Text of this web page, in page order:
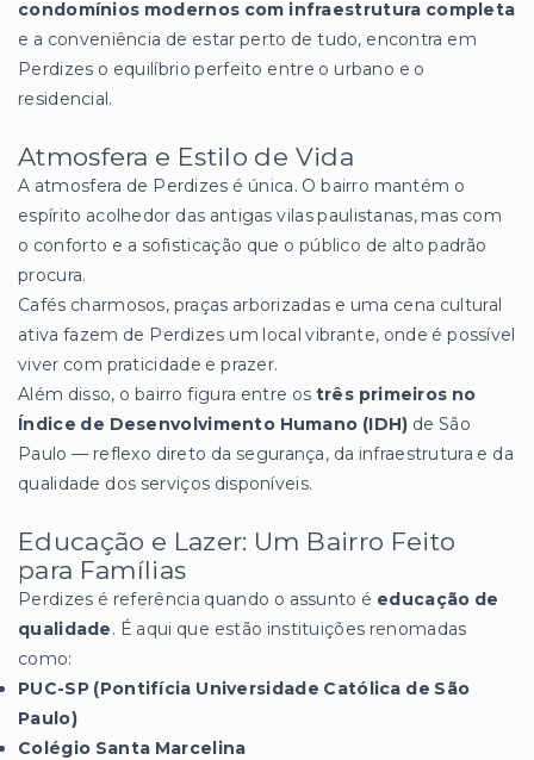
condomínios modernos com infraestrutura completa
e a conveniência de estar perto de tudo, encontra em
Perdizes o equilíbrio perfeito entre o urbano e o
residencial.
Atmosfera e Estilo de Vida
A atmosfera de Perdizes é única. O bairro mantém o
espírito acolhedor das antigas vilas paulistanas, mas com
o conforto e a sofisticação que o público de alto padrão
procura.
Cafés charmosos, praças arborizadas e uma cena cultural
ativa fazem de Perdizes um local vibrante, onde é possível
viver com praticidade e prazer.
Além disso, o bairro figura entre os três primeiros no
Índice de Desenvolvimento Humano (IDH) de São
Paulo — reflexo direto da segurança, da infraestrutura e da
qualidade dos serviços disponíveis.
Educação e Lazer: Um Bairro Feito
para Famílias
Perdizes é referência quando o assunto é educação de
qualidade. É aqui que estão instituições renomadas
como:
PUC-SP (Pontifícia Universidade Católica de São
Paulo)
Colégio Santa Marcelina